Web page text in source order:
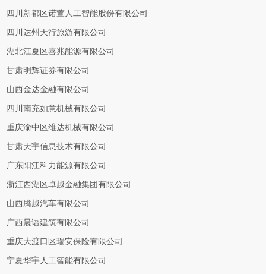
四川新都区诺萱人工智能股份有限公司
四川达州天行旅游有限公司
湖北江夏区喜兆能源有限公司
甘肃明辉证券有限公司
山西金达金融有限公司
四川南充如意机械有限公司
重庆渝中区维达机械有限公司
甘肃天宇信息技术有限公司
广东阳江科力能源有限公司
浙江西湖区卓越金融集团有限公司
山西腾越汽车有限公司
广西晨语建筑有限公司
重庆大渡口区瑞安保险有限公司
宁夏华宇人工智能有限公司